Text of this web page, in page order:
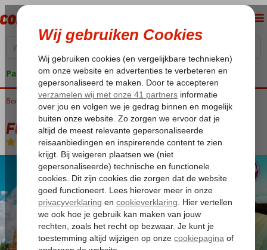
Pakketgarantie
Home
Bonaire Kralendijk Fly & Go Central Bonaire
Fly & Go Central Bonaire
Logies-Hotel